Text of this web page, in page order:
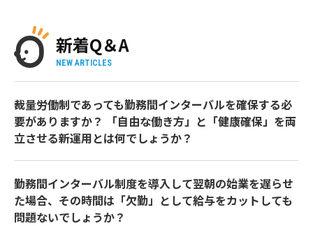
新着Q＆A
NEW ARTICLES
裁量労働制であっても勤務間インターバルを確保する必
要がありますか？ 「自由な働き方」と「健康確保」を両
立させる新運用とは何でしょうか？
勤務間インターバル制度を導入して翌朝の始業を遅らせ
た場合、その時間は「欠勤」として給与をカットしても
問題ないでしょうか？